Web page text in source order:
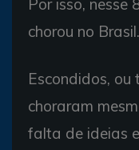
Por isso, nesse
chorou no Brasil.
Escondidos,
choraram
falta de ideias